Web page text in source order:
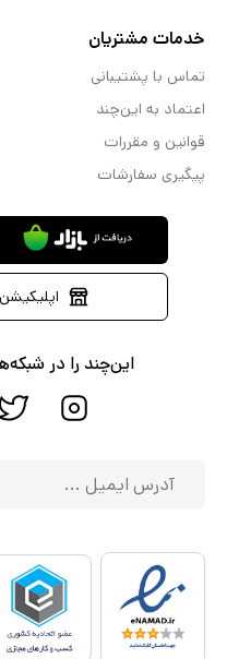
خدمات مشتریان
تماس با پشتیبانی
اعتماد به این‌چند
قوانین و مقررات
پیگیری سفارشات
این‌چند را در